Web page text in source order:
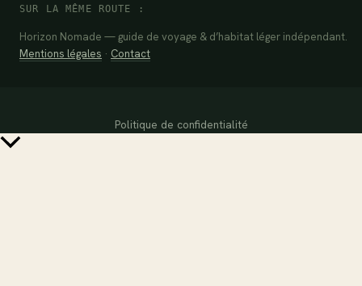
SUR LA MÊME ROUTE :
Horizon Nomade — guide de voyage & d’habitat léger indépendant.
Mentions légales · Contact
Politique de confidentialité